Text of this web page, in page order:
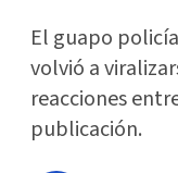
El guapo
volvió a
reacciones
publicación.